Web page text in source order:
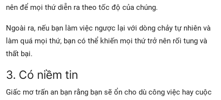
nên để mọi thứ diễn ra theo tốc độ của chúng.
Ngoài ra, nếu bạn làm việc ngược lại với dòng chảy tự nhiên và
làm quá mọi thứ, bạn có thể khiến mọi thứ trở nên rối tung và
thất bại.
3. Có niềm tin
Giấc mơ trấn an bạn rằng bạn sẽ ổn cho dù công việc hay cuộc